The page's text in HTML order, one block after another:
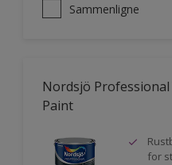
Sammenligne
Nordsjö
Paint
for